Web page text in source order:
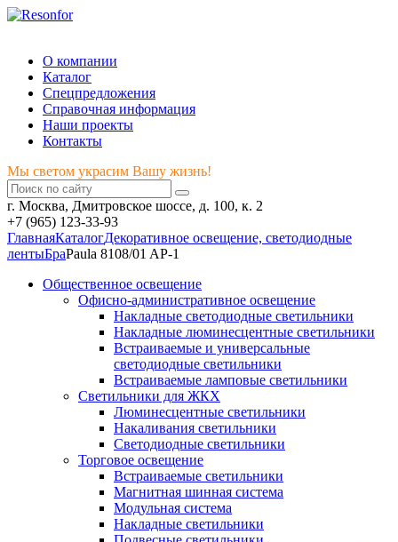
О компании
Каталог
Спецпредложения
Справочная информация
Наши проекты
Контакты
Мы светом украсим Вашу жизнь!
г. Москва, Дмитровское шоссе, д. 100, к. 2
+7 (965) 123-33-93
ГлавнаяКаталогДекоративное освещение, светодиодные
лентыБраPaula 8108/01 AP-1
Общественное освещение
Офисно-административное освещение
Накладные светодиодные светильники
Накладные люминесцентные светильники
Встраиваемые и универсальные
светодиодные светильники
Встраиваемые ламповые светильники
Светильники для ЖКХ
Люминесцентные светильники
Накаливания светильники
Светодиодные светильники
Торговое освещение
Встраиваемые светильники
Магнитная шинная система
Модульная система
Накладные светильники